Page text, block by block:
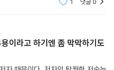
공통점을 찾으려고 노력한다. 하
1 댓글0
이라고 하기엔 좀 막막하기도